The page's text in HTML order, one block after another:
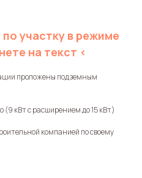
участку в режиме
на текст <
проложены подземным
(9 кВт с расширением до 15 кВт)
компанией по своему